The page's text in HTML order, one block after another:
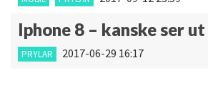
Iphone 8 – kanske ser
PRYLAR 2017-06-29 16:17